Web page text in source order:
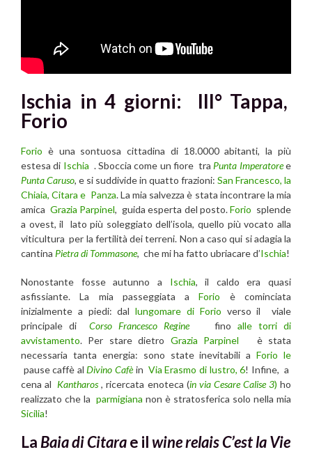
Ischia in 4 giorni: III° Tappa,
Forio
Forio è una sontuosa cittadina di 18.0000 abitanti, la più
estesa di Ischia . Sboccia come un fiore tra Punta Imperatoree
Punta Caruso, e si suddivide in quatto frazioni: San Francesco, la
Chiaia, Citara e Panza. La mia salvezza è stata incontrare la mia
amica Grazia Parpinel, guida esperta del posto.Forio splende
a ovest, il lato più soleggiato dell’isola, quello più vocato alla
viticultura per la fertilità dei terreni. Non a caso qui si adagia la
cantina Pietra di Tommasone, che mi ha fatto ubriacare d’Ischia!
Nonostante fosse autunno a Ischia, il caldo era quasi
asfissiante. La mia passeggiata aForio è cominciata
inizialmente a piedi: dallungomare di Forio verso il viale
principale di
Corso Francesco Regine fino alle torri di
avvistamento. Per stare dietro Grazia Parpinel è stata
necessaria tanta energia: sono state inevitabili aForio le
pause caffè alDivino Cafèin Via Erasmo di lustro, 6! Infine, a
cena al Kantharos, ricercata enoteca (in via Cesare Calise 3) ho
realizzato che la parmigiana non è stratosferica solo nella mia
Sicilia!
La Baia di Citarae il wine relais C’est la Vie